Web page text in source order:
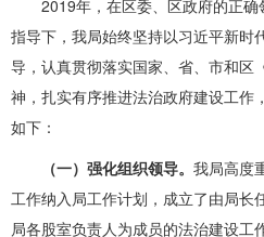
2019年，在区委、区政府的正确
指导下，我局始终坚持以习近平新时
导，认真贯彻落实国家、省、市和区
神，扎实有序推进法治政府建设工作
如下：
（一）强化组织领导。 我局高度
工作纳入局工作计划，成立了由局长
局各股室负责人为成员的法治建设工